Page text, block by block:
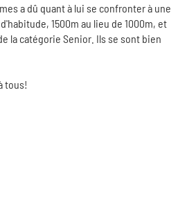
a dû quant à lui se confronter à une
1500m au lieu de 1000m, et
la catégorie Senior. Ils se sont bien
tous!